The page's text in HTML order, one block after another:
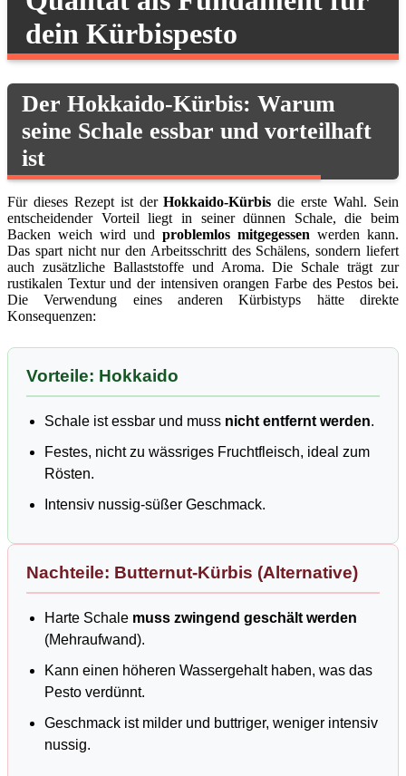
dein Kürbispesto
Der Hokkaido-Kürbis: Warum
seine Schale essbar und vorteilhaft
ist
Für dieses Rezept ist derHokkaido-Kürbis die erste Wahl. Sein
entscheidender Vorteil liegt in seiner dünnen Schale, die beim
Backen weich wird und problemlos mitgegessen werden kann.
Das spart nicht nur den Arbeitsschritt des Schälens, sondern liefert
auch zusätzliche Ballaststoffe und Aroma. Die Schale trägt zur
rustikalen Textur und der intensiven orangen Farbe des Pestos bei.
Die Verwendung eines anderen Kürbistyps hätte direkte
Konsequenzen:
Vorteile: Hokkaido
Schale ist essbar und muss nicht entfernt werden.
Festes, nicht zu wässriges Fruchtfleisch, ideal zum
Rösten.
Intensiv nussig-süßer Geschmack.
Nachteile: Butternut-Kürbis (Alternative)
Harte Schale muss zwingend geschält werden
(Mehraufwand).
Kann einen höheren Wassergehalt haben, was das
Pesto verdünnt.
Geschmack ist milder und buttriger, weniger intensiv
nussig.